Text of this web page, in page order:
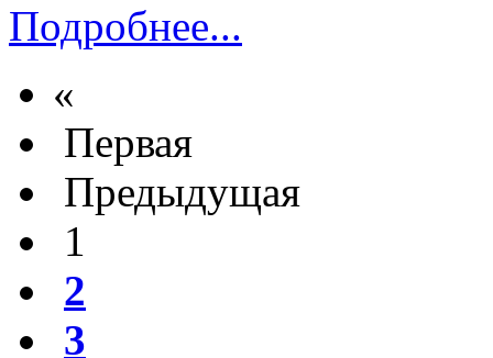
Подробнее...
«
Первая
Предыдущая
1
2
3